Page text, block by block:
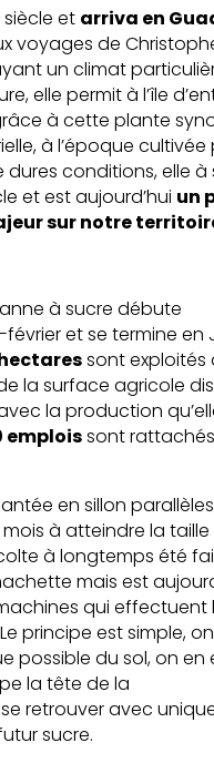
siècle et arriva en
voyages de
un climat
elle permit à l’île
à cette plante
à l’époque cultivée
conditions, elle à
et est aujourd’hui un
sur notre
à sucre débute
et se termine en
sont exploités
la surface agricole
la production
emploissont
en sillon
mois à atteindre la
à longtemps été
mais est
qui effectuent
principe est simple,
possible du sol, on en
la tête de la
retrouver avec
sucre.